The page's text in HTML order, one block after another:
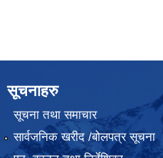
सूचनाहरु
सूचना तथा समाचार
सार्वजनिक खरीद /बोलपत्र सूचना